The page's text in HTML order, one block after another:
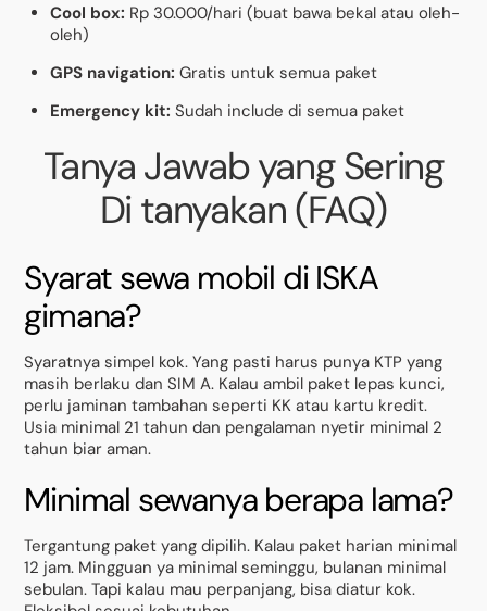
Cool box: Rp 30.000/hari (buat bawa bekal atau oleh-
oleh)
GPS navigation: Gratis untuk semua paket
Emergency kit: Sudah include di semua paket
Tanya Jawab yang Sering
Di tanyakan (FAQ)
Syarat sewa mobil di ISKA
gimana?
Syaratnya simpel kok. Yang pasti harus punya KTP yang
masih berlaku dan SIM A. Kalau ambil paket lepas kunci,
perlu jaminan tambahan seperti KK atau kartu kredit.
Usia minimal 21 tahun dan pengalaman nyetir minimal 2
tahun biar aman.
Minimal sewanya berapa lama?
Tergantung paket yang dipilih. Kalau paket harian minimal
12 jam. Mingguan ya minimal seminggu, bulanan minimal
sebulan. Tapi kalau mau perpanjang, bisa diatur kok.